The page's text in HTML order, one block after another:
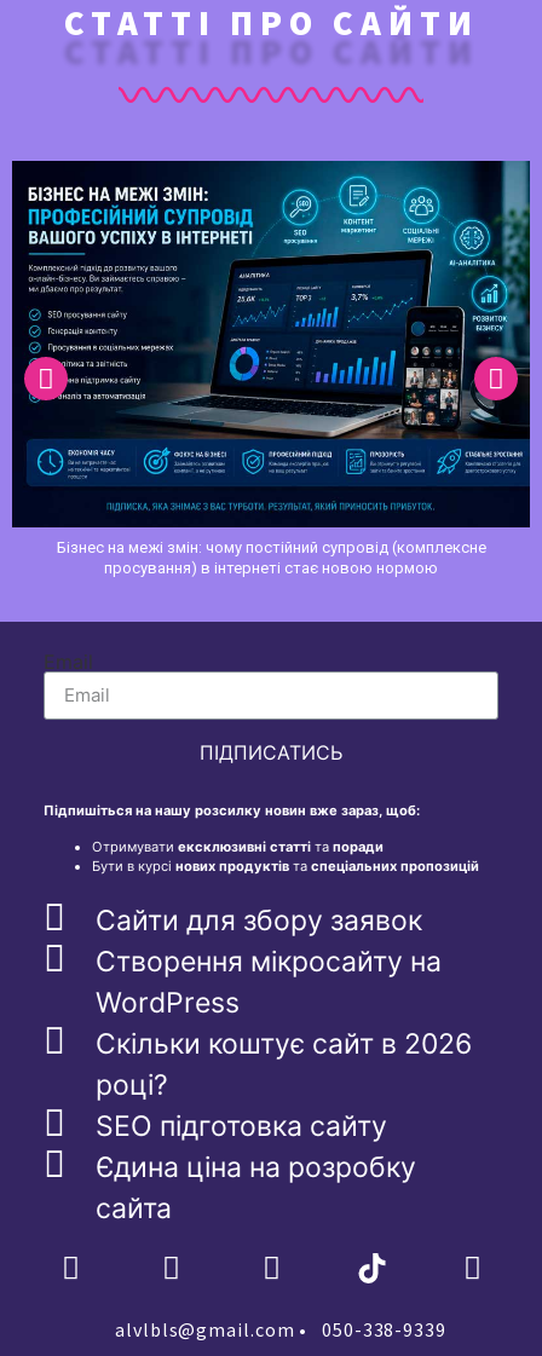
СТАТТІ ПРО САЙТИ
Семантичне ядро сайту: як зібрати ключові слова з нуля і не злитися
Email
ПІДПИСАТИСЬ
Підпишіться на нашу розсилку новин вже зараз, щоб:
Отримувати ексклюзивні статті та поради
Бути в курсі нових продуктів та спеціальних пропозицій
Сайти для збору заявок
Створення мікросайту на
WordPress
Скільки коштує сайт в 2026
році?
SEO підготовка сайту
Єдина ціна на розробку
сайта
alvlbls@gmail.com • 050-338-9339